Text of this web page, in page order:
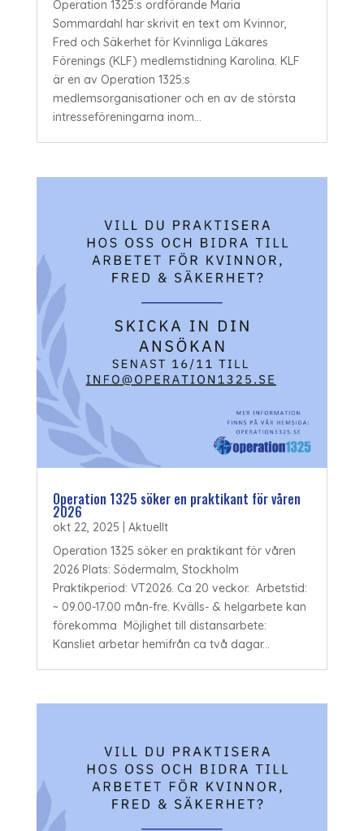
Operation 1325:s ordförande Maria
Sommardahl har skrivit en text om Kvinnor,
Fred och Säkerhet för Kvinnliga Läkares
Förenings (KLF) medlemstidning Karolina. KLF
är en av Operation 1325:s
medlemsorganisationer och en av de största
intresseföreningarna inom...
Operation 1325 söker en praktikant för våren
2026
okt 22, 2025
Aktuellt
Operation 1325 söker en praktikant för våren
2026 Plats: Södermalm, Stockholm
Praktikperiod: VT2026. Ca 20 veckor. Arbetstid:
~ 09.00-17.00 mån-fre. Kvälls- & helgarbete kan
förekomma Möjlighet till distansarbete:
Kansliet arbetar hemifrån ca två dagar...